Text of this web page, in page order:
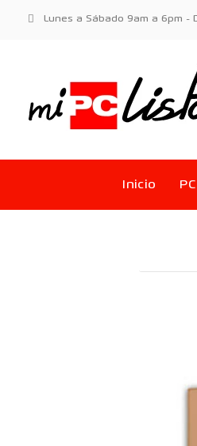
Lunes a Sábado 9am a 6pm -
Inicio